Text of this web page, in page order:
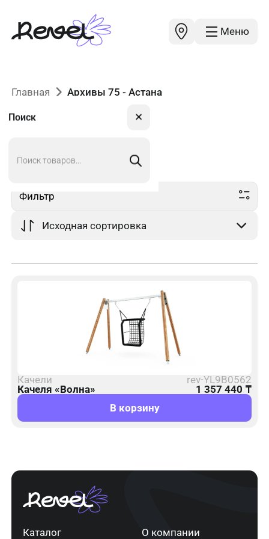
Меню
Поиск ✕
Главная Архивы 75 - Астана
75в Астане
Фильтр
Качели
rev-YL9B0562
Качеля «Волна»
1 357 440 ₸
В корзину
Каталог О компании